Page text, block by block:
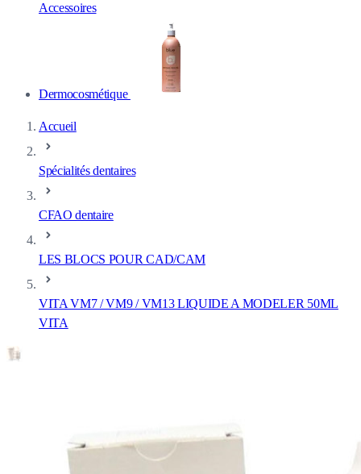
Accessoires
Dermocosmétique
Accueil
Spécialités dentaires
CFAO dentaire
LES BLOCS POUR CAD/CAM
VITA VM7 / VM9 / VM13 LIQUIDE A MODELER 50ML
VITA